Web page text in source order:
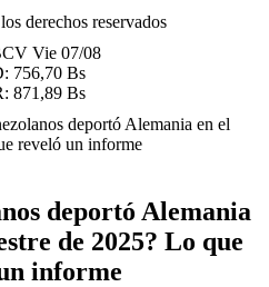
derechos reservados
Vie 07/08
756,70 Bs
871,89 Bs
deportó Alemania en el
reveló un informe
deportó Alemania
de 2025? Lo que
informe